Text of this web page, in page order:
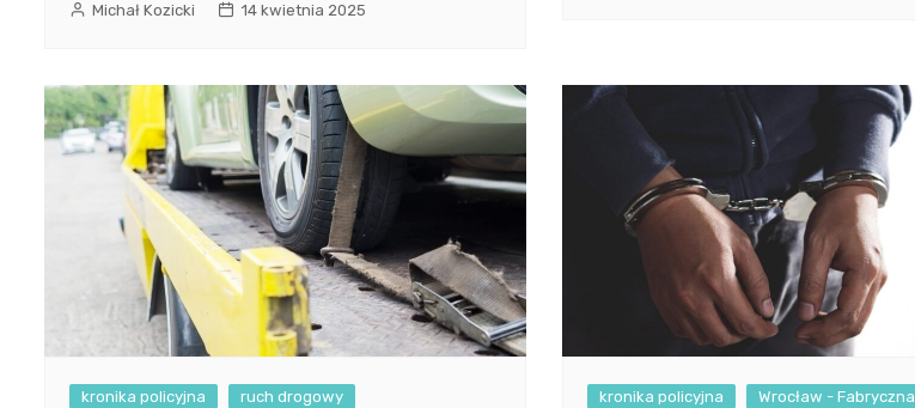
Michał Kozicki 14 kwietnia 2025
kronika policyjna ruch drogowy kronika policyjna Wrocław - Fabryczna